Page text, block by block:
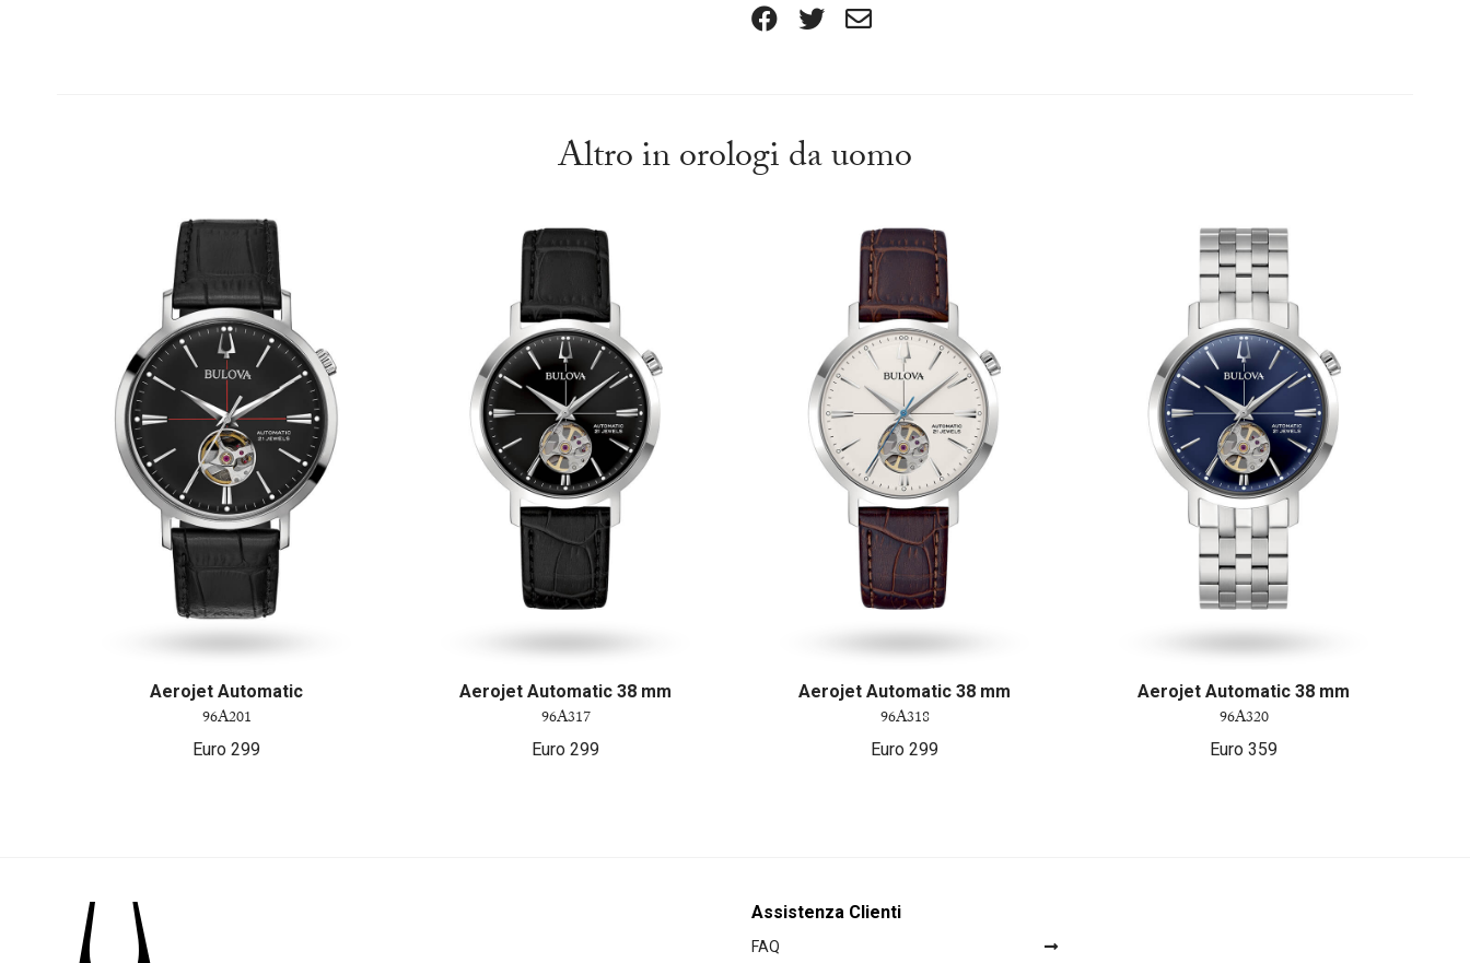
Altro in orologi da uomo
Aerojet Automatic
96A201
Euro 299
Aerojet Automatic 38 mm
96A317
Euro 299
Aerojet Automatic 38 mm
96A318
Euro 299
Aerojet Automatic 38 mm
96A320
Euro 359
Assistenza Clienti
FAQ